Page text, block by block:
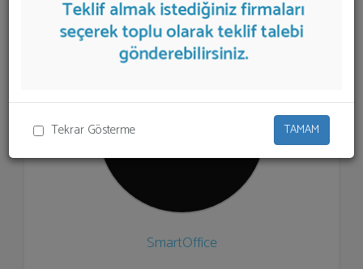
Tekrar Gösterme TAMAM
SmartOffice